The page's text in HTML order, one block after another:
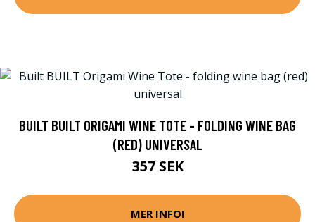
BUILT BUILT ORIGAMI WINE TOTE - FOLDING WINE BAG
(RED) UNIVERSAL
357 SEK
MER INFO!